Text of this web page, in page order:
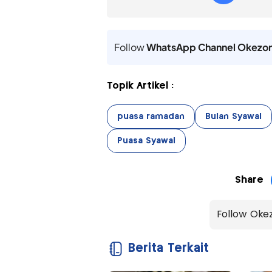
FollowWhatsApp Channel
Topik Artikel :
puasa ramadan Bulan Syawal
Puasa Syawal
Share
Follow
Berita Terkait